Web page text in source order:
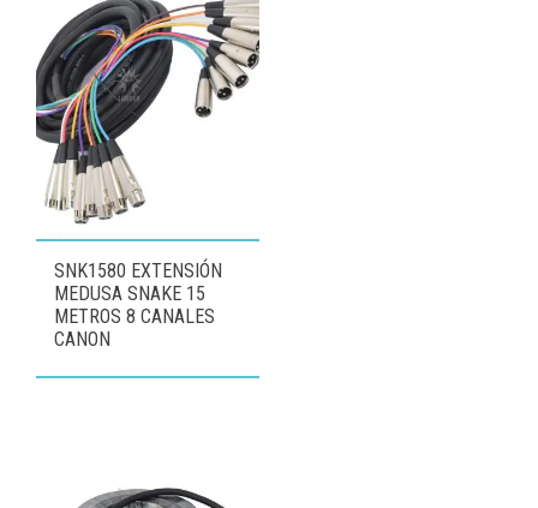
SNK1580 EXTENSIÓN
MEDUSA SNAKE 15
METROS 8 CANALES
CANON